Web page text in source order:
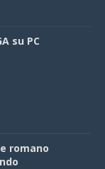
su PC
romano